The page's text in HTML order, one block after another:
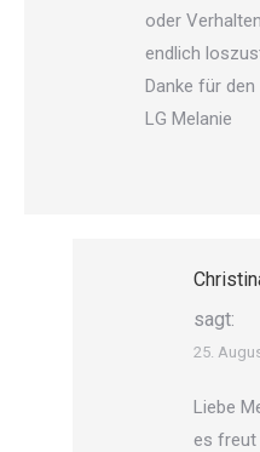
oder
endlich
Danke für den
LG Melanie
sagt:
25.
Liebe
es freut